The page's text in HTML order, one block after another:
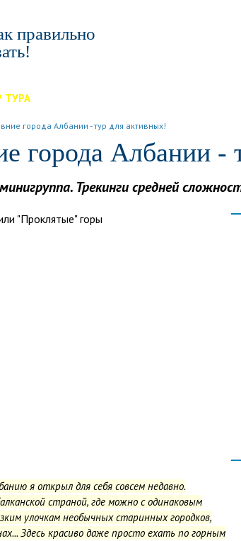
правильно
ТУРА
города Албании - тур для активных!
города Албании -
Трекинги средней
я открыл для себя совсем недавно.
страной, где можно с одинаковым
улочкам необычных старинных городков,
... Здесь красиво даже просто ехать по горным